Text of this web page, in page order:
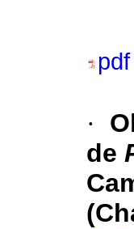
pdf
·
de